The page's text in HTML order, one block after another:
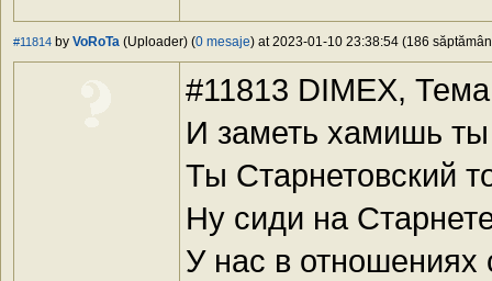
#11814 by VoRoTa (Uploader) (0 mesaje) at 2023-01-10 23:38:54 (186
#11813 DIMEX,
И заметь хамишь
Ты Старнетовский
Ну сиди на
У нас в